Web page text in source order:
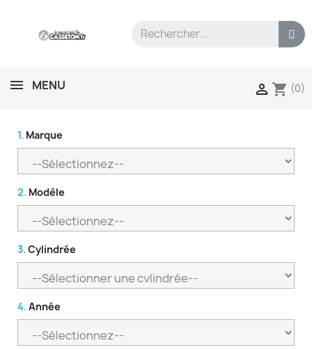
MENU  shopping_cart (0)
1. Marque
2. Modèle
3. Cylindrée
4. Année